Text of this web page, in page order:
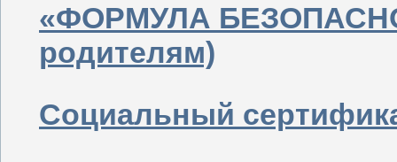
«ФОРМУЛА
родителям)
Социальный